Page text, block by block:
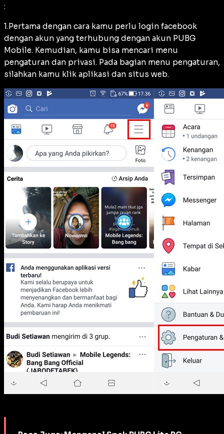
:
1.Pertama dengan cara kamu perlu login facebook
dengan akun yang terhubung dengan akun PUBG
Mobile. Kemudian, kamu bisa mencari menu
pengaturan dan privasi. Pada bagian menu pengaturan,
silahkan kamu klik aplikasi dan situs web.